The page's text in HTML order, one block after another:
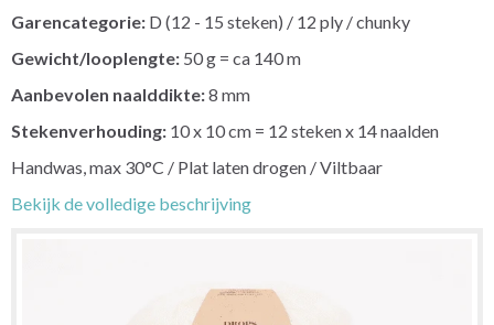
Garencategorie: D (12 - 15 steken) / 12 ply / chunky
Gewicht/looplengte: 50 g = ca 140 m
Aanbevolen naalddikte:8 mm
Stekenverhouding: 10 x 10 cm = 12 steken x 14 naalden
Handwas, max 30°C / Plat laten drogen / Viltbaar
Bekijk de volledige beschrijving